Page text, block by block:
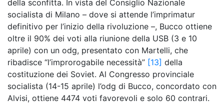
della sconfitta. In vista del Consiglio Nazionale
socialista di Milano – dove si attende l’imprimatur
definitivo per l’inizio della rivoluzione –, Bucco ottiene
oltre il 90% dei voti alla riunione della USB (3 e 10
aprile) con un odg, presentato con Martelli, che
ribadisce “l’improrogabile necessità” [13] della
costituzione dei Soviet. Al Congresso provinciale
socialista (14-15 aprile) l’odg di Bucco, concordato con
Alvisi, ottiene 4474 voti favorevoli e solo 60 contrari.